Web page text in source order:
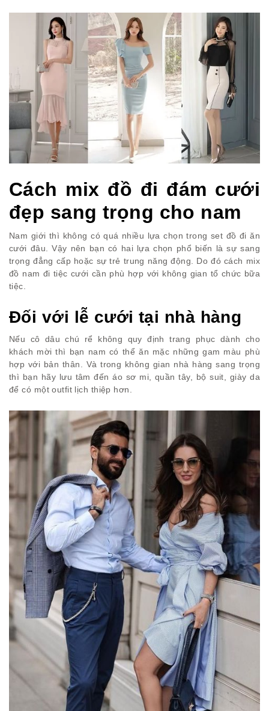
Cách mix đồ đi đám cưới
đẹp sang trọng cho nam
Nam giới thì không có quá nhiều lựa chọn trong set đồ đi ăn
cưới đâu. Vậy nên bạn có hai lựa chọn phổ biến là sự sang
trọng đẳng cấp hoặc sự trẻ trung năng động. Do đó cách mix
đồ nam đi tiệc cưới cần phù hợp với không gian tổ chức bữa
tiệc.
Đối với lễ cưới tại nhà hàng
Nếu cô dâu chú rể không quy định trang phục dành cho
khách mời thì bạn nam có thể ăn mặc những gam màu phù
hợp với bản thân. Và trong không gian nhà hàng sang trọng
thì bạn hãy lưu tâm đến áo sơ mi, quần tây, bộ suit, giày da
để có một outfit lịch thiệp hơn.